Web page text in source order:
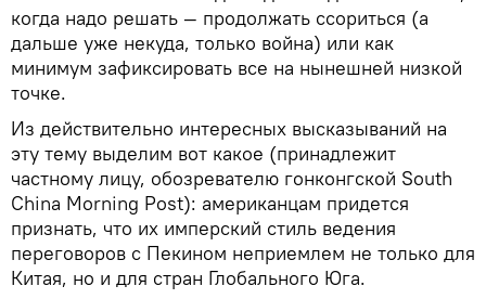
когда надо решать — продолжать ссориться (а
дальше уже некуда, только война) или как
минимум зафиксировать все на нынешней низкой
точке.
Из действительно интересных высказываний на
эту тему выделим вот какое (принадлежит
частному лицу, обозревателю гонконгской South
China Morning Post): американцам придется
признать, что их имперский стиль ведения
переговоров с Пекином неприемлем не только для
Китая, но и для стран Глобального Юга.